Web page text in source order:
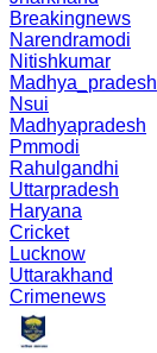
Breakingnews
Narendramodi
Nitishkumar
Madhya_pradesh
Nsui
Madhyapradesh
Pmmodi
Rahulgandhi
Uttarpradesh
Haryana
Cricket
Lucknow
Uttarakhand
Crimenews